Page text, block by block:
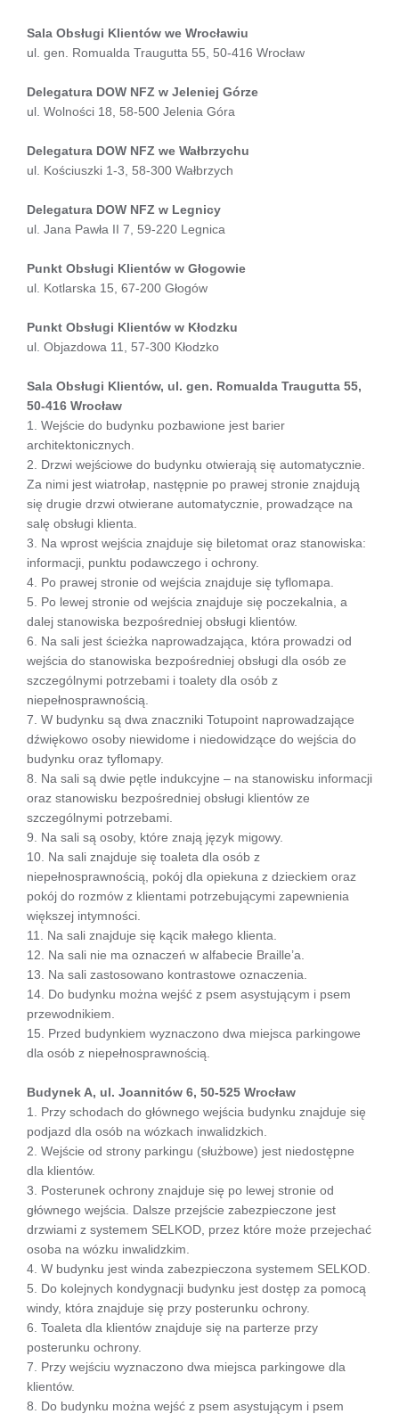
Sala Obsługi Klientów we Wrocławiu
ul. gen. Romualda Traugutta 55, 50-416 Wrocław
Delegatura DOW NFZ w Jeleniej Górze
ul. Wolności 18, 58-500 Jelenia Góra
Delegatura DOW NFZ we Wałbrzychu
ul. Kościuszki 1-3, 58-300 Wałbrzych
Delegatura DOW NFZ w Legnicy
ul. Jana Pawła II 7, 59-220 Legnica
Punkt Obsługi Klientów w Głogowie
ul. Kotlarska 15, 67-200 Głogów
Punkt Obsługi Klientów w Kłodzku
ul. Objazdowa 11, 57-300 Kłodzko
Sala Obsługi Klientów, ul. gen. Romualda Traugutta 55,
50-416 Wrocław
1. Wejście do budynku pozbawione jest barier
architektonicznych.
2. Drzwi wejściowe do budynku otwierają się automatycznie.
Za nimi jest wiatrołap, następnie po prawej stronie znajdują
się drugie drzwi otwierane automatycznie, prowadzące na
salę obsługi klienta.
3. Na wprost wejścia znajduje się biletomat oraz stanowiska:
informacji, punktu podawczego i ochrony.
4. Po prawej stronie od wejścia znajduje się tyflomapa.
5. Po lewej stronie od wejścia znajduje się poczekalnia, a
dalej stanowiska bezpośredniej obsługi klientów.
6. Na sali jest ścieżka naprowadzająca, która prowadzi od
wejścia do stanowiska bezpośredniej obsługi dla osób ze
szczególnymi potrzebami i toalety dla osób z
niepełnosprawnością.
7. W budynku są dwa znaczniki Totupoint naprowadzające
dźwiękowo osoby niewidome i niedowidzące do wejścia do
budynku oraz tyflomapy.
8. Na sali są dwie pętle indukcyjne – na stanowisku informacji
oraz stanowisku bezpośredniej obsługi klientów ze
szczególnymi potrzebami.
9. Na sali są osoby, które znają język migowy.
10. Na sali znajduje się toaleta dla osób z
niepełnosprawnością, pokój dla opiekuna z dzieckiem oraz
pokój do rozmów z klientami potrzebującymi zapewnienia
większej intymności.
11. Na sali znajduje się kącik małego klienta.
12. Na sali nie ma oznaczeń w alfabecie Braille’a.
13. Na sali zastosowano kontrastowe oznaczenia.
14. Do budynku można wejść z psem asystującym i psem
przewodnikiem.
15. Przed budynkiem wyznaczono dwa miejsca parkingowe
dla osób z niepełnosprawnością.
Budynek A, ul. Joannitów 6, 50-525 Wrocław
1. Przy schodach do głównego wejścia budynku znajduje się
podjazd dla osób na wózkach inwalidzkich.
2. Wejście od strony parkingu (służbowe) jest niedostępne
dla klientów.
3. Posterunek ochrony znajduje się po lewej stronie od
głównego wejścia. Dalsze przejście zabezpieczone jest
drzwiami z systemem SELKOD, przez które może przejechać
osoba na wózku inwalidzkim.
4. W budynku jest winda zabezpieczona systemem SELKOD.
5. Do kolejnych kondygnacji budynku jest dostęp za pomocą
windy, która znajduje się przy posterunku ochrony.
6. Toaleta dla klientów znajduje się na parterze przy
posterunku ochrony.
7. Przy wejściu wyznaczono dwa miejsca parkingowe dla
klientów.
8. Do budynku można wejść z psem asystującym i psem